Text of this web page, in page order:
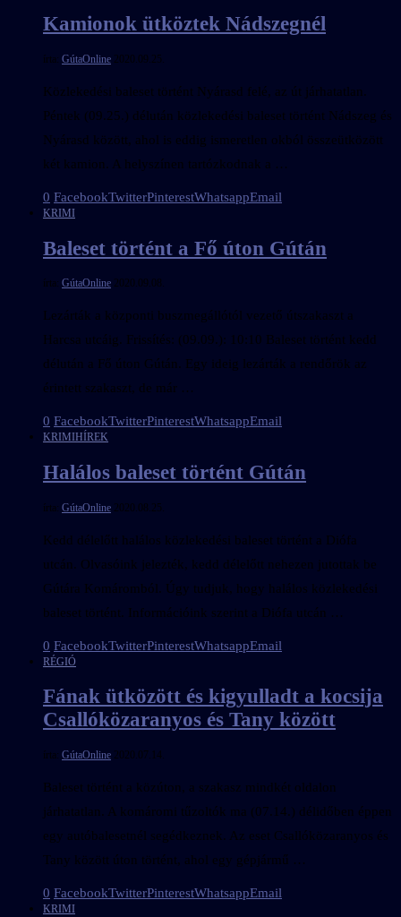
Kamionok ütköztek Nádszegnél
írta: GútaOnline 2020.09.25.
Közlekedési baleset történt Nyárasd felé, az út járhatatlan.
Péntek (09.25.) délután közlekedési baleset történt Nádszeg és
Nyárasd között, ahol is eddig ismeretlen okból összeütközött
két kamion. A helyszínen tartózkodnak a …
0 FacebookTwitterPinterestWhatsappEmail
KRIMI
Baleset történt a Fő úton Gútán
írta: GútaOnline 2020.09.08.
Lezárták a központi buszmegállótól vezető útszakaszt a
Harcsa utcáig. Frissítés: (09.09.): 10:10 Baleset történt kedd
délután a Fő úton Gútán. Egy ideig lezárták a rendőrök az
érintett szakaszt, de már …
0 FacebookTwitterPinterestWhatsappEmail
KRIMIHÍREK
Halálos baleset történt Gútán
írta: GútaOnline 2020.08.25.
Kedd délelőtt halálos közlekedési baleset történt a Diófa
utcán. Olvasóink jelezték, kedd délelőtt nehezen jutottak be
Gútára Komáromból. Úgy tudjuk, hogy halálos közlekedési
baleset történt. Információink szerint a Diófa utcán …
0 FacebookTwitterPinterestWhatsappEmail
RÉGIÓ
Fának ütközött és kigyulladt a kocsija
Csallóközaranyos és Tany között
írta: GútaOnline 2020.07.14.
Baleset történt a közúton, a szakasz mindkét oldalon
járhatatlan. A komáromi tűzoltók ma (07.14.) délidőben éppen
egy autóbalesetnél segédkeznek. Az eset Csallóközaranyos és
Tany között úton történt, ahol egy gépjármű …
0 FacebookTwitterPinterestWhatsappEmail
KRIMI